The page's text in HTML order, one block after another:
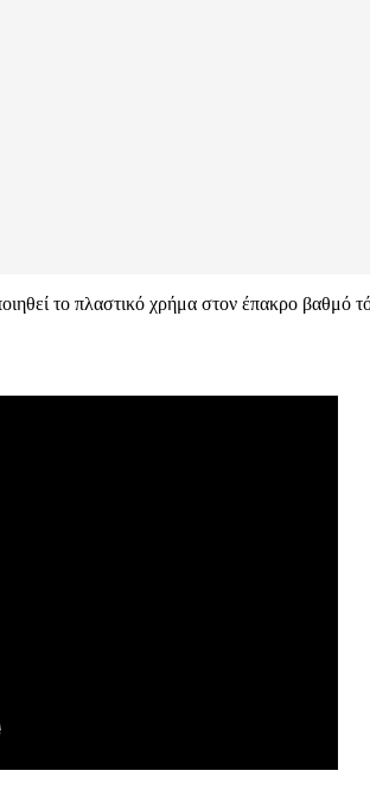
το πλαστικό χρήμα στον έπακρο βαθμό